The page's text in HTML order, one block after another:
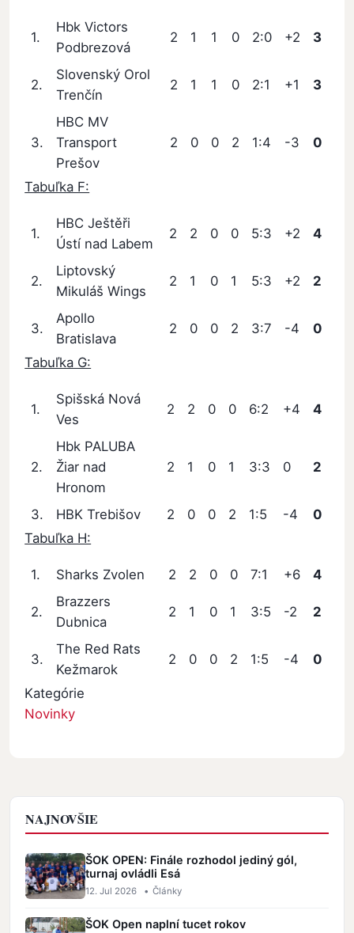
1.
Hbk Victors
Podbrezová
2 1 1 0 2:0 +2 3
2.
Slovenský Orol
Trenčín
2 1 1 0 2:1 +1 3
3.
HBC MV
Transport
Prešov
2 0 0 2 1:4 -3 0
Tabuľka F:
1.
HBC Ještěři
Ústí nad Labem
2 2 0 0 5:3 +2 4
2.
Liptovský
Mikuláš Wings
2 1 0 1 5:3 +2 2
3.
Apollo
Bratislava
2 0 0 2 3:7 -4 0
Tabuľka G:
1.
Spišská Nová
Ves
2 2 0 0 6:2 +4 4
2.
Hbk PALUBA
Žiar nad
Hronom
2 1 0 1 3:3 0 2
3. HBK Trebišov 2 0 0 2 1:5 -4
0
Tabuľka H:
1. Sharks Zvolen 2 2 0 0 7:1 +6 4
2.
Brazzers
Dubnica
2 1 0 1 3:5 -2 2
3.
The Red Rats
Kežmarok
2 0 0 2 1:5 -4 0
Kategórie
Novinky
NAJNOVŠIE
ŠOK OPEN: Finále rozhodol jediný gól,
turnaj ovládli Esá
12. Jul 2026 • Články
ŠOK Open naplní tucet rokov